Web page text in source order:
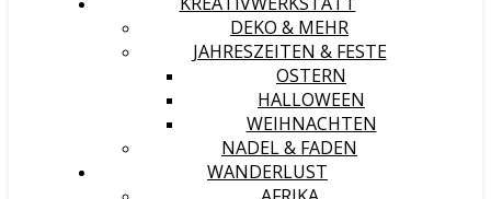
DEKO & MEHR
JAHRESZEITEN & FESTE
OSTERN
HALLOWEEN
WEIHNACHTEN
NADEL & FADEN
WANDERLUST